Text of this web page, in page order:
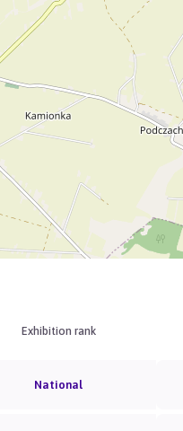
Exhibition rank
National